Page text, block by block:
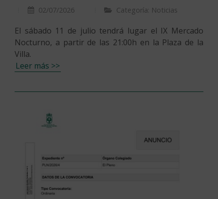
02/07/2026 Categoría: Noticias
El sábado 11 de julio tendrá lugar el IX Mercado
Nocturno, a partir de las 21:00h en la Plaza de la
Villa.
Leer más >>